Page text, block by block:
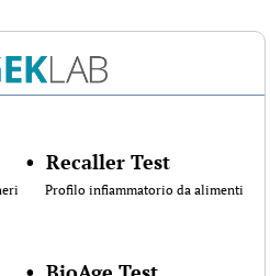
• Recaller Test
Profilo infiammatorio da alimenti